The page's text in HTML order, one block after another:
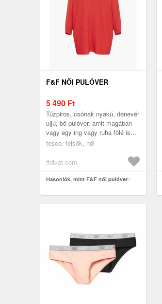
F&F NŐI PULÓVER
5 490 Ft
Tűzpiros, csónak nyakú, denevér
ujjú, bő pulóver, amit magában
vagy egy ing vagy ruha fölé is
viselhetsz. 52% poliészter, 35%
tesco, felsők, női
ffdivat.com
Hasonlók, mint F&F női pulóver